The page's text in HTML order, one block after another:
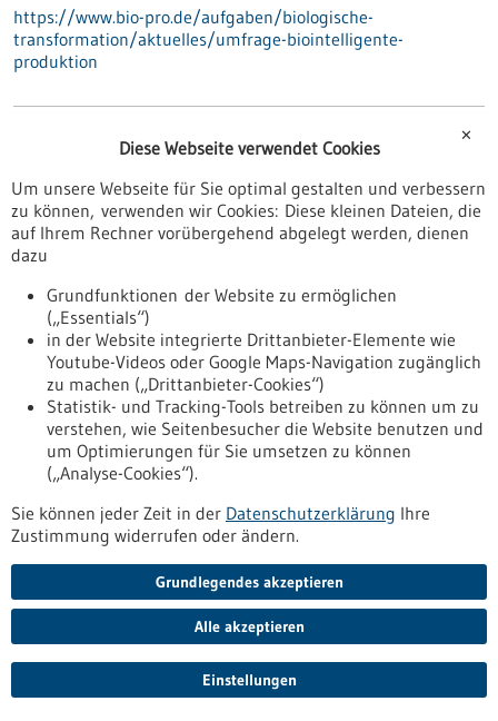
https://www.bio-pro.de/aufgaben/biologische-
transformation/aktuelles/umfrage-biointelligente-
produktion
Alternative Werkstoffe und Materialien
erschließen
Nachhaltigkeit ist in Industrie und Produktion kein neues
Thema und auch in der Gesundheitswirtschaft und speziell in
der Medizintechnik ist diese Entwicklung bereits
angekommen. Wir alle spüren die gesundheitlichen
Belastungen durch die Klimaveränderungen mit ihren
Extremwetterereignissen und Temperaturveränderungen.
Die Gesundheitsindustrie trägt aber auch zu den CO2-
Emissionen bei.
https://www.bio-
pro.de/infothek/pressemitteilungen/alternative-werkstoffe-
und-materialien-erschliessen
Pressemitteilung - 24.03.2022
✕
Diese Webseite verwendet Cookies
Um unsere Webseite für Sie optimal gestalten und verbessern
zu können, verwenden wir Cookies: Diese kleinen Dateien, die
auf Ihrem Rechner vorübergehend abgelegt werden, dienen
dazu
Grundfunktionen der Website zu ermöglichen
(„Essentials“)
in der Website integrierte Drittanbieter-Elemente wie
Youtube-Videos oder Google Maps-Navigation zugänglich
zu machen („Drittanbieter-Cookies“)
Statistik- und Tracking-Tools betreiben zu können um zu
verstehen, wie Seitenbesucher die Website benutzen und
um Optimierungen für Sie umsetzen zu können
(„Analyse-Cookies“).
Sie können jeder Zeit in der Datenschutzerklärung Ihre
Zustimmung widerrufen oder ändern.
Grundlegendes akzeptieren
Alle akzeptieren
Einstellungen